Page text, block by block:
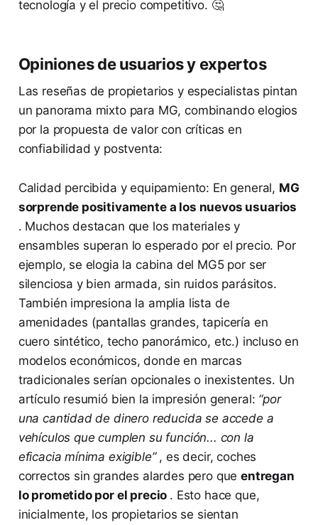
tecnología y el precio competitivo. 🤔
Opiniones de usuarios y expertos
Las reseñas de propietarios y especialistas pintan
un panorama mixto para MG, combinando elogios
por la propuesta de valor con críticas en
confiabilidad y postventa:
Calidad percibida y equipamiento: En general, MG
sorprende positivamente a los nuevos usuarios
. Muchos destacan que los materiales y
ensambles superan lo esperado por el precio. Por
ejemplo, se elogia la cabina del MG5 por ser
silenciosa y bien armada, sin ruidos parásitos​.
También impresiona la amplia lista de
amenidades (pantallas grandes, tapicería en
cuero sintético, techo panorámico, etc.) incluso en
modelos económicos, donde en marcas
tradicionales serían opcionales o inexistentes. Un
artículo resumió bien la impresión general: “por
una cantidad de dinero reducida se accede a
vehículos que cumplen su función... con la
eficacia mínima exigible” , es decir, coches
correctos sin grandes alardes pero queentregan
lo prometido por el precio . Esto hace que,
inicialmente, los propietarios se sientan